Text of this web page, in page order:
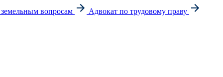
вопросам
Адвокат по трудовому праву